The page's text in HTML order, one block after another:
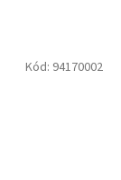
Kód: 94170002